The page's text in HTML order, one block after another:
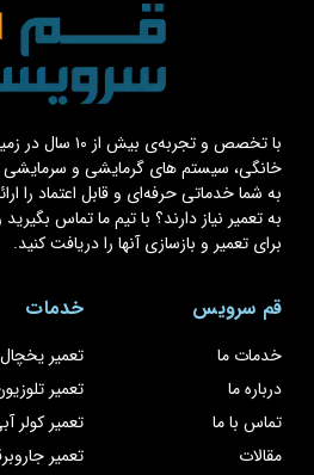
با تخصص و تجربه‌ی
خانگی، سیستم های گرمایشی و سرمایشی
به شما خدماتی حرفه‌ای و قابل اعتماد را
به تعمیر نیاز دارند؟ با تیم ما تماس
برای تعمیر و بازسازی آنها را دریافت کنید.
قم سرویس
خدمات ما
درباره ما
تماس با ما
مقالات
خدمات
تعمیر
تعمیر
تعمیر کولر
تعمیر